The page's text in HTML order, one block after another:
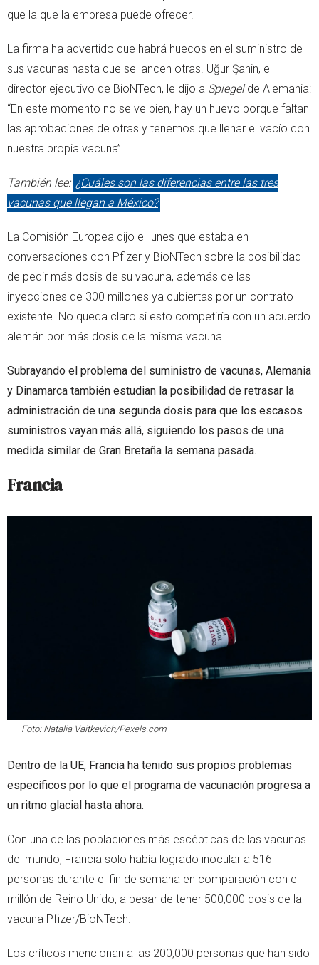
que la que la empresa puede ofrecer.
La firma ha advertido que habrá huecos en el suministro de
sus vacunas hasta que se lancen otras. Uğur Şahin, el
director ejecutivo de BioNTech, le dijo a Spiegelde Alemania:
“En este momento no se ve bien, hay un huevo porque faltan
las aprobaciones de otras y tenemos que llenar el vacío con
nuestra propia vacuna”.
También lee: ¿Cuáles son las diferencias entre las tres
vacunas que llegan a México?
La Comisión Europea dijo el lunes que estaba en
conversaciones con Pfizer y BioNTech sobre la posibilidad
de pedir más dosis de su vacuna, además de las
inyecciones de 300 millones ya cubiertas por un contrato
existente. No queda claro si esto competiría con un acuerdo
alemán por más dosis de la misma vacuna.
Subrayando el problema del suministro de vacunas, Alemania
y Dinamarca también estudian la posibilidad de retrasar la
administración de una segunda dosis para que los escasos
suministros vayan más allá, siguiendo los pasos de una
medida similar de Gran Bretaña la semana pasada.
Francia
Foto: Natalia Vaitkevich/Pexels.com
Dentro de la UE, Francia ha tenido sus propios problemas
específicos por lo que el programa de vacunación progresa a
un ritmo glacial hasta ahora.
Con una de las poblaciones más escépticas de las vacunas
del mundo, Francia solo había logrado inocular a 516
personas durante el fin de semana en comparación con el
millón de Reino Unido, a pesar de tener 500,000 dosis de la
vacuna Pfizer/BioNTech.
Los críticos mencionan a las 200,000 personas que han sido